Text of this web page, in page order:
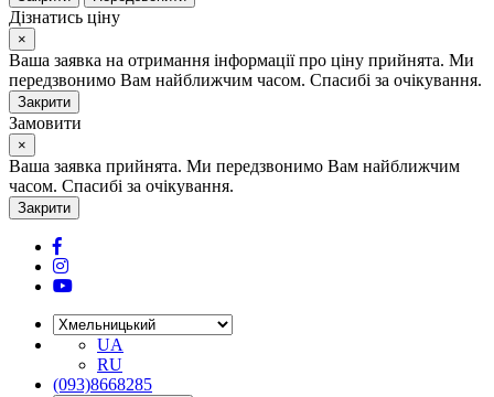
Дізнатись ціну
×
Ваша заявка на отримання інформації про ціну прийнята. Ми
передзвонимо Вам найближчим часом. Спасибі за очікування.
Закрити
Замовити
×
Ваша заявка прийнята. Ми передзвонимо Вам найближчим
часом. Спасибі за очікування.
Закрити
UA
RU
(093)8668285